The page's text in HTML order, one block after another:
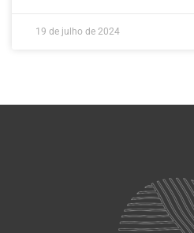
19 de julho de 2024